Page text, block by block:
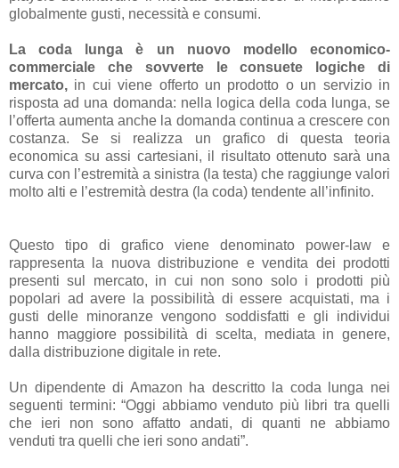
globalmente gusti, necessità e consumi.
La coda lunga è un nuovo modello economico-
commerciale che sovverte le consuete logiche di
mercato, in cui viene offerto un prodotto o un servizio in
risposta ad una domanda: nella logica della coda lunga, se
l’offerta aumenta anche la domanda continua a crescere con
costanza. Se si realizza un grafico di questa teoria
economica su assi cartesiani, il risultato ottenuto sarà una
curva con l’estremità a sinistra (la testa) che raggiunge valori
molto alti e l’estremità destra (la coda) tendente all’infinito.
Questo tipo di grafico viene denominato power-law e
rappresenta la nuova distribuzione e vendita dei prodotti
presenti sul mercato, in cui non sono solo i prodotti più
popolari ad avere la possibilità di essere acquistati, ma i
gusti delle minoranze vengono soddisfatti e gli individui
hanno maggiore possibilità di scelta, mediata in genere,
dalla distribuzione digitale in rete.
Un dipendente di Amazon ha descritto la coda lunga nei
seguenti termini: “Oggi abbiamo venduto più libri tra quelli
che ieri non sono affatto andati, di quanti ne abbiamo
venduti tra quelli che ieri sono andati”.